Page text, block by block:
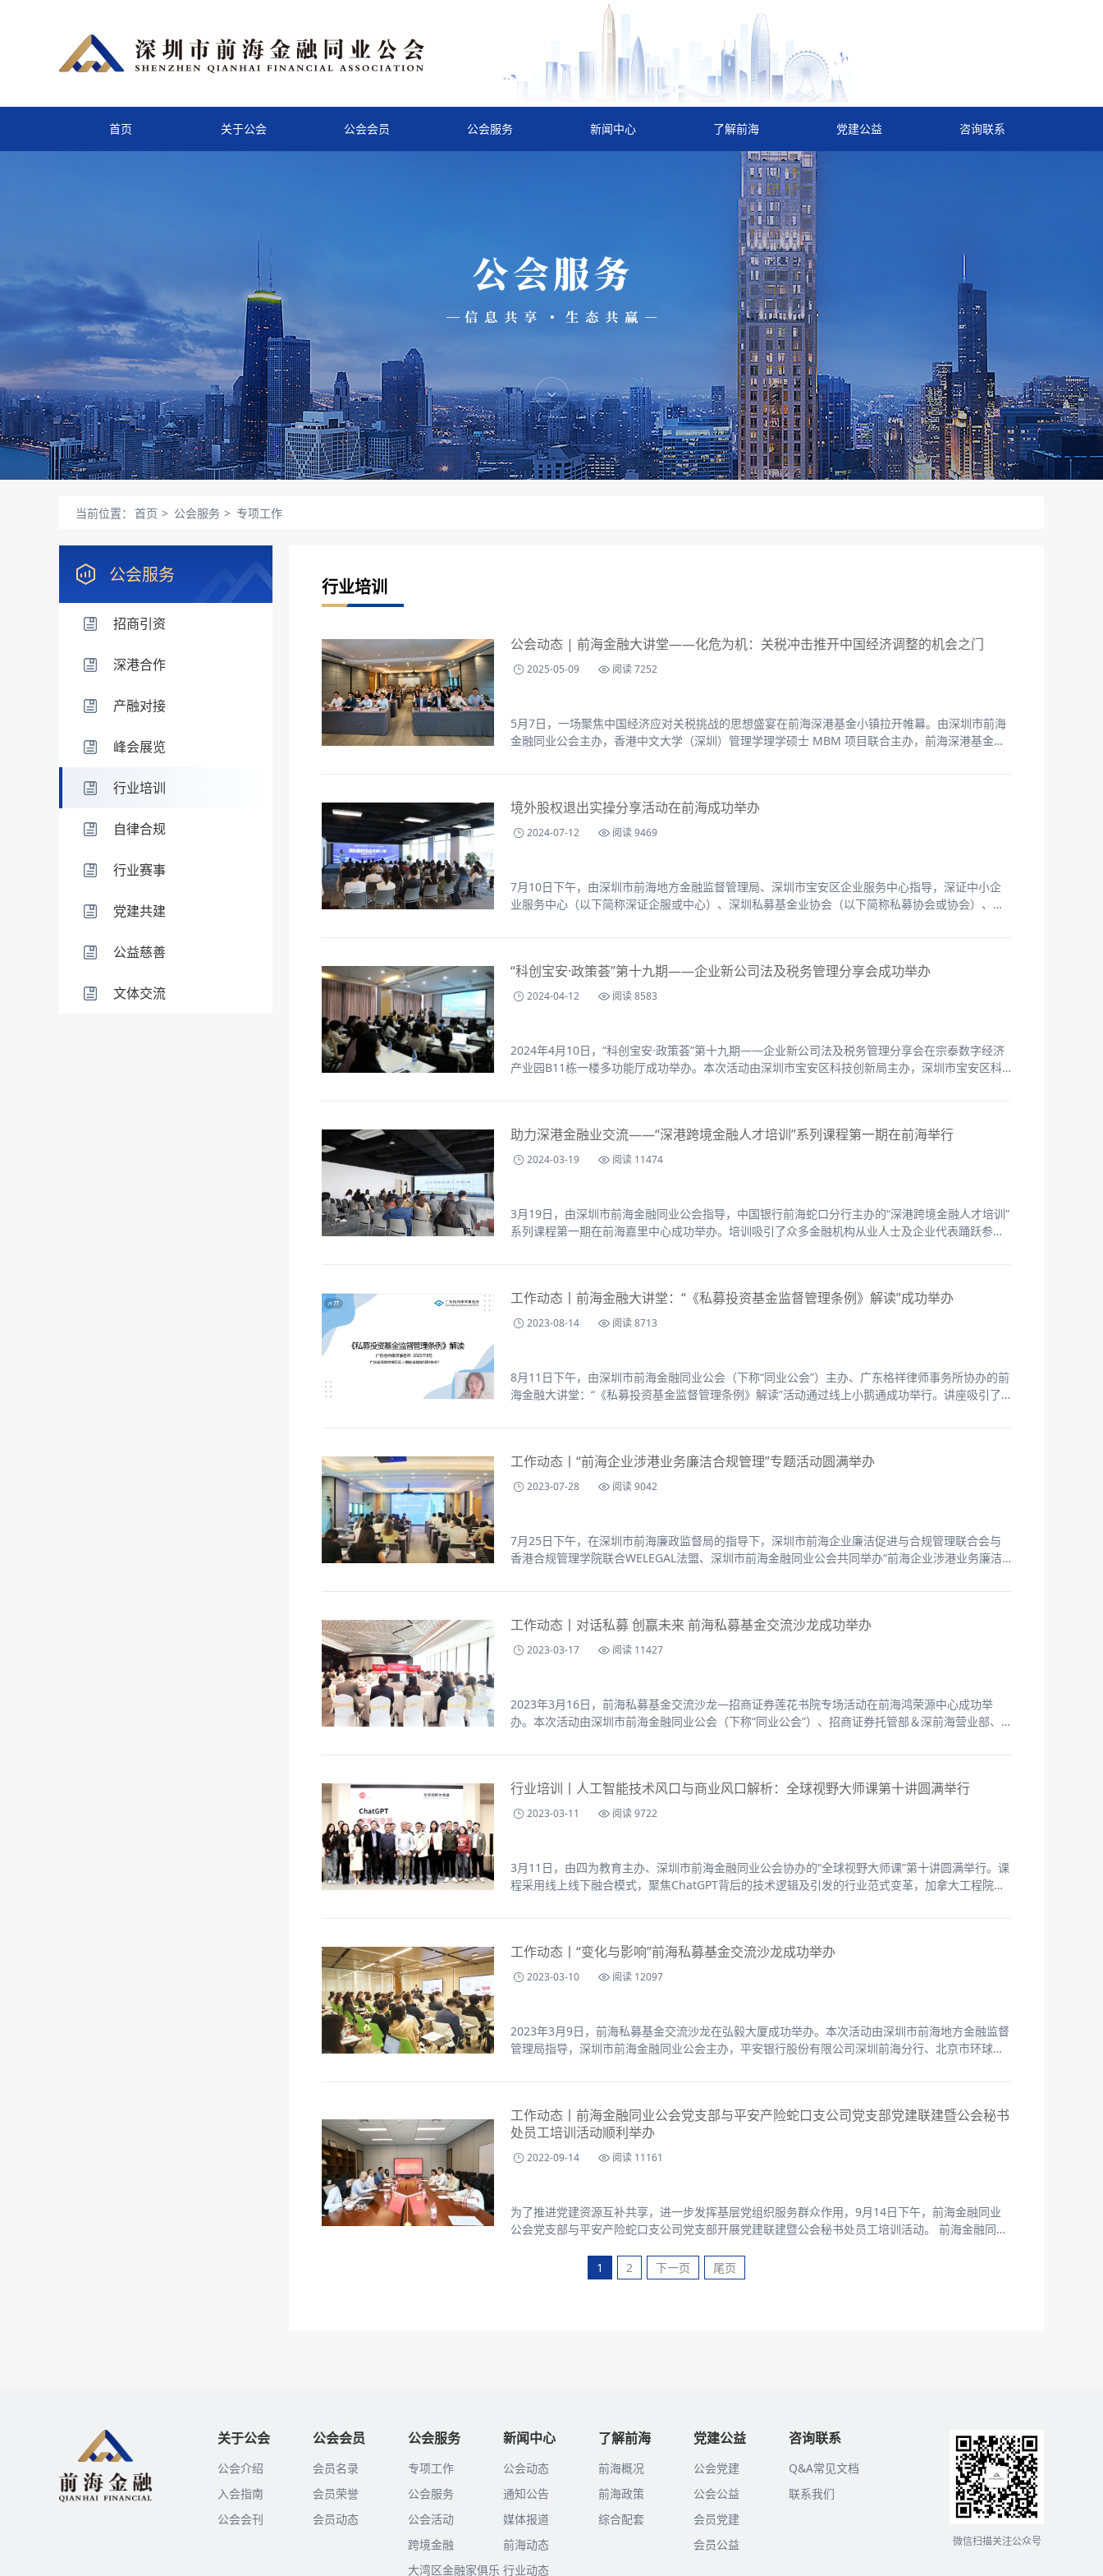
首页 关于公会 公会会员 公会服务 新闻中心 了解前海 党建公益 咨询联系
当前位置： 首页 > 公会服务 > 专项工作
公会服务
招商引资
深港合作
产融对接
峰会展览
行业培训
自律合规
行业赛事
党建共建
公益慈善
文体交流
行业培训
公会动态 | 前海金融大讲堂——化危为机：关税冲击推开中国经济调整的机会之门
2025-05-09 阅读 7252
5月7日，一场聚焦中国经济应对关税挑战的思想盛宴在前海深港基金小镇拉开帷幕。由深圳市前海
金融同业公会主办，香港中文大学（深圳）管理学理学硕士 MBM 项目联合主办，前海深港基金小
境外股权退出实操分享活动在前海成功举办
2024-07-12 阅读 9469
7月10日下午，由深圳市前海地方金融监督管理局、深圳市宝安区企业服务中心指导，深证中小企
业服务中心（以下简称深证企服或中心）、深圳私募基金业协会（以下简称私募协会或协会）、深
“科创宝安·政策荟”第十九期——企业新公司法及税务管理分享会成功举办
2024-04-12 阅读 8583
2024年4月10日，“科创宝安·政策荟”第十九期——企业新公司法及税务管理分享会在宗泰数字经济
产业园B11栋一楼多功能厅成功举办。本次活动由深圳市宝安区科技创新局主办，深圳市宝安区科
助力深港金融业交流——“深港跨境金融人才培训”系列课程第一期在前海举行
2024-03-19 阅读 11474
3月19日，由深圳市前海金融同业公会指导，中国银行前海蛇口分行主办的“深港跨境金融人才培训”
系列课程第一期在前海嘉里中心成功举办。培训吸引了众多金融机构从业人士及企业代表踊跃参
工作动态丨前海金融大讲堂：“《私募投资基金监督管理条例》解读”成功举办
2023-08-14 阅读 8713
8月11日下午，由深圳市前海金融同业公会（下称“同业公会”）主办、广东格祥律师事务所协办的前
海金融大讲堂：“《私募投资基金监督管理条例》解读”活动通过线上小鹅通成功举行。讲座吸引了
工作动态丨“前海企业涉港业务廉洁合规管理”专题活动圆满举办
2023-07-28 阅读 9042
7月25日下午，在深圳市前海廉政监督局的指导下，深圳市前海企业廉洁促进与合规管理联合会与
香港合规管理学院联合WELEGAL法盟、深圳市前海金融同业公会共同举办“前海企业涉港业务廉洁
工作动态丨对话私募 创赢未来 前海私募基金交流沙龙成功举办
2023-03-17 阅读 11427
2023年3月16日，前海私募基金交流沙龙—招商证券莲花书院专场活动在前海鸿荣源中心成功举
办。本次活动由深圳市前海金融同业公会（下称“同业公会”）、招商证券托管部＆深前海营业部、
行业培训丨人工智能技术风口与商业风口解析：全球视野大师课第十讲圆满举行
2023-03-11 阅读 9722
3月11日，由四为教育主办、深圳市前海金融同业公会协办的“全球视野大师课”第十讲圆满举行。课
程采用线上线下融合模式，聚焦ChatGPT背后的技术逻辑及引发的行业范式变革，加拿大工程院及
工作动态丨“变化与影响”前海私募基金交流沙龙成功举办
2023-03-10 阅读 12097
2023年3月9日，前海私募基金交流沙龙在弘毅大厦成功举办。本次活动由深圳市前海地方金融监督
管理局指导，深圳市前海金融同业公会主办，平安银行股份有限公司深圳前海分行、北京市环球律
工作动态丨前海金融同业公会党支部与平安产险蛇口支公司党支部党建联建暨公会秘书
处员工培训活动顺利举办
2022-09-14 阅读 11161
为了推进党建资源互补共享，进一步发挥基层党组织服务群众作用，9月14日下午，前海金融同业
公会党支部与平安产险蛇口支公司党支部开展党建联建暨公会秘书处员工培训活动。 前海金融同业
作、业务工作开展情况。双方就党建公益、服务深港、党建促业务等方面展开
1 2 下一页 尾页
关于公会
公会介绍
入会指南
公会会刊
公会会员
会员名录
会员荣誉
会员动态
公会服务
专项工作
公会服务
公会活动
跨境金融
大湾区金融家俱乐
新闻中心
公会动态
通知公告
媒体报道
前海动态
行业动态
了解前海
前海概况
前海政策
综合配套
党建公益
公会党建
公会公益
会员党建
会员公益
咨询联系
Q&A常见文档
联系我们
微信扫描关注公众号